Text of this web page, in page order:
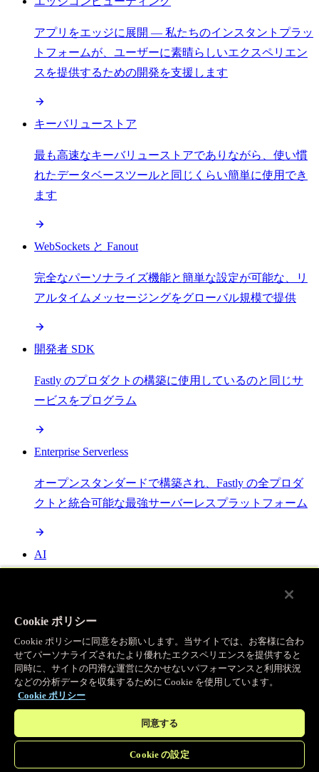
アプリをエッジに展開 — 私たちのインスタントプラッ
トフォームが、ユーザーに素晴らしいエクスペリエン
スを提供するための開発を支援します
キーバリューストア
最も高速なキーバリューストアでありながら、使い慣
れたデータベースツールと同じくらい簡単に使用でき
ます
WebSockets と Fanout
完全なパーソナライズ機能と簡単な設定が可能な、リ
アルタイムメッセージングをグローバル規模で提供
開発者 SDK
Fastly のプロダクトの構築に使用しているのと同じサ
ービスをプログラム
Enterprise Serverless
オープンスタンダードで構築され、Fastly の全プロダ
クトと統合可能な最強サーバーレスプラットフォーム
AI
Object Storage
送信量ゼロで大容量ファイルにエッジで直接アクセス
プログラマブルキャッシュ
Cookie ポリシー
Cookie ポリシーに同意をお願いします。当サイトでは、お客様に合わ
せてパーソナライズされたより優れたエクスペリエンスを提供すると
同時に、サイトの円滑な運営に欠かせないパフォーマンスと利用状況
などの分析データを収集するために Cookie を使用しています。
Cookie ポリシー
同意する
Cookie の設定